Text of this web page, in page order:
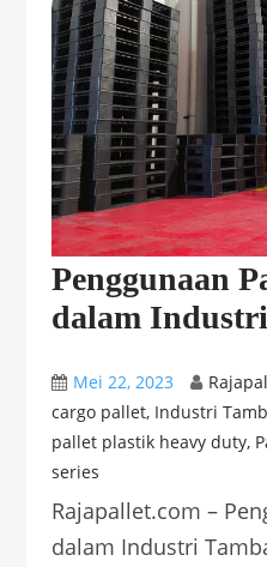
Penggunaan
dalam
Mei 22, 2023
cargo pallet, Industri
pallet plastik heavy duty,
series
Rajapallet.com –
dalam Industri